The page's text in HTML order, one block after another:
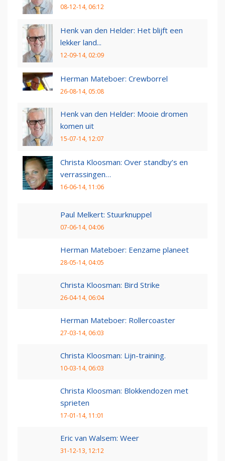
08-12-14, 06:12
Henk van den Helder: Het blijft een
lekker land...
12-09-14, 02:09
Herman Mateboer: Crewborrel
26-08-14, 05:08
Henk van den Helder: Mooie dromen
komen uit
15-07-14, 12:07
Christa Kloosman: Over standby’s en
verrassingen…
16-06-14, 11:06
Paul Melkert: Stuurknuppel
07-06-14, 04:06
Herman Mateboer: Eenzame planeet
28-05-14, 04:05
Christa Kloosman: Bird Strike
26-04-14, 06:04
Herman Mateboer: Rollercoaster
27-03-14, 06:03
Christa Kloosman: Lijn-training.
10-03-14, 06:03
Christa Kloosman: Blokkendozen met
sprieten
17-01-14, 11:01
Eric van Walsem: Weer
31-12-13, 12:12